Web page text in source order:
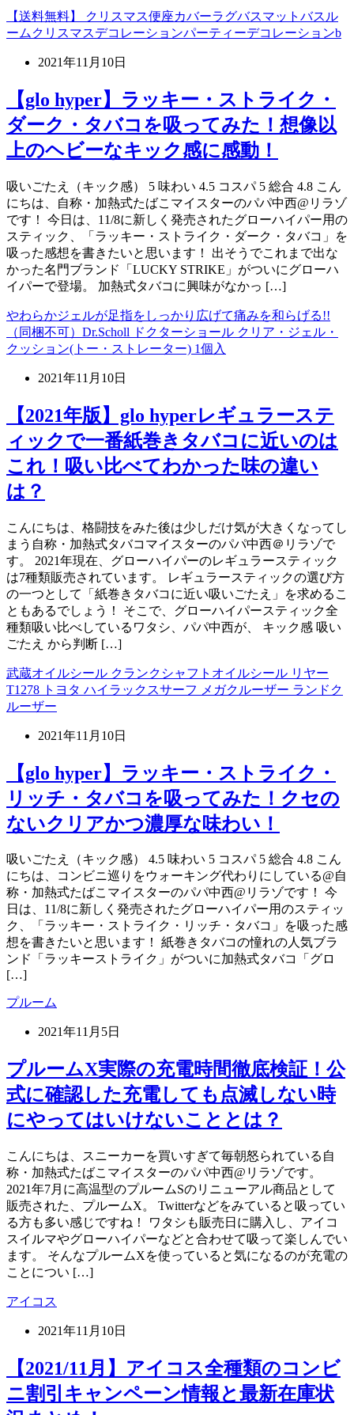
【送料無料】 クリスマス便座カバーラグバスマットバスル
ームクリスマスデコレーションパーティーデコレーションb
2021年11月10日
【glo hyper】ラッキー・ストライク・
ダーク・タバコを吸ってみた！想像以
上のヘビーなキック感に感動！
吸いごたえ（キック感） 5 味わい 4.5 コスパ 5 総合 4.8 こん
にちは、自称・加熱式たばこマイスターのパパ中西@リラゾ
です！ 今日は、11/8に新しく発売されたグローハイパー用の
スティック、「ラッキー・ストライク・ダーク・タバコ」を
吸った感想を書きたいと思います！ 出そうでこれまで出な
かった名門ブランド「LUCKY STRIKE」がついにグローハ
イパーで登場。 加熱式タバコに興味がなかっ […]
やわらかジェルが足指をしっかり広げて痛みを和らげる!!
（同梱不可）Dr.Scholl ドクターショール クリア・ジェル・
クッション(トー・ストレーター) 1個入
2021年11月10日
【2021年版】glo hyperレギュラーステ
ィックで一番紙巻きタバコに近いのは
これ！吸い比べてわかった味の違い
は？
こんにちは、格闘技をみた後は少しだけ気が大きくなってし
まう自称・加熱式タバコマイスターのパパ中西＠リラゾで
す。 2021年現在、グローハイパーのレギュラースティック
は7種類販売されています。 レギュラースティックの選び方
の一つとして「紙巻きタバコに近い吸いごたえ」を求めるこ
ともあるでしょう！ そこで、グローハイパースティック全
種類吸い比べしているワタシ、パパ中西が、 キック感 吸い
ごたえ から判断 […]
武蔵オイルシール クランクシャフトオイルシール リヤー
T1278 トヨタ ハイラックスサーフ メガクルーザー ランドク
ルーザー
2021年11月10日
【glo hyper】ラッキー・ストライク・
リッチ・タバコを吸ってみた！クセの
ないクリアかつ濃厚な味わい！
吸いごたえ（キック感） 4.5 味わい 5 コスパ 5 総合 4.8 こん
にちは、コンビニ巡りをウォーキング代わりにしている@自
称・加熱式たばこマイスターのパパ中西@リラゾです！ 今
日は、11/8に新しく発売されたグローハイパー用のスティッ
ク、「ラッキー・ストライク・リッチ・タバコ」を吸った感
想を書きたいと思います！ 紙巻きタバコの憧れの人気ブラ
ンド「ラッキーストライク」がついに加熱式タバコ「グロ
[…]
プルーム
2021年11月5日
プルームX実際の充電時間徹底検証！公
式に確認した充電しても点滅しない時
にやってはいけないこととは？
こんにちは、スニーカーを買いすぎて毎朝怒られている自
称・加熱式たばこマイスターのパパ中西@リラゾです。
2021年7月に高温型のプルームSのリニューアル商品として
販売された、プルームX。 Twitterなどをみていると吸ってい
る方も多い感じですね！ ワタシも販売日に購入し、アイコ
スイルマやグローハイパーなどと合わせて吸って楽しんでい
ます。 そんなプルームXを使っていると気になるのが充電の
ことについ […]
アイコス
2021年11月10日
【2021/11月】アイコス全種類のコンビ
ニ割引キャンペーン情報と最新在庫状